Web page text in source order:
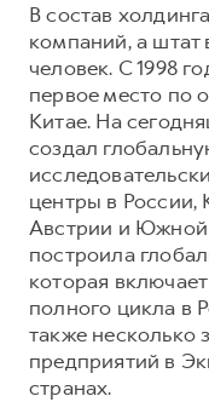
В состав
компаний, а штат
человек. С 1998
первое место по
Китае. На
создал
центры в России,
Австрии и Южной
построила
которая
полного цикла в
также несколько
предприятий в
странах.